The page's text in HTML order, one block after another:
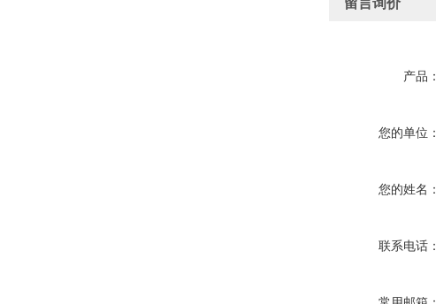
留言询价
产品：
您的单位：
您的姓名：
联系电话：